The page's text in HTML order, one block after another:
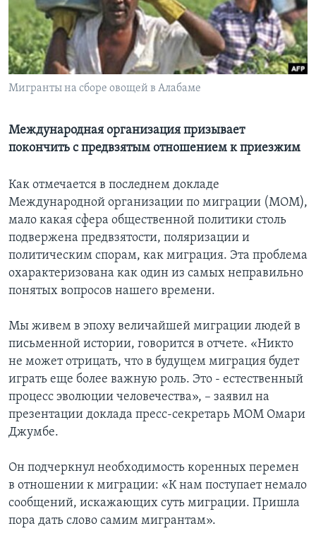
Learning English
СОЦИАЛЬНЫЕ СЕТИ
Языки
Мигранты на сборе овощей в Алабаме
Международная организация призывает
покончить с предвзятым отношением к приезжим
Как отмечается в последнем докладе
Международной организации по миграции (МОМ),
мало какая сфера общественной политики столь
подвержена предвзятости, поляризации и
политическим спорам, как миграция. Эта проблема
охарактеризована как один из самых неправильно
понятых вопросов нашего времени.
Мы живем в эпоху величайшей миграции людей в
письменной истории, говорится в отчете. «Никто
не может отрицать, что в будущем миграция будет
играть еще более важную роль. Это - естественный
процесс эволюции человечества», – заявил на
презентации доклада пресс-секретарь МОМ Омари
Джумбе.
Он подчеркнул необходимость коренных перемен
в отношении к миграции: «К нам поступает немало
сообщений, искажающих суть миграции. Пришла
пора дать слово самим мигрантам».